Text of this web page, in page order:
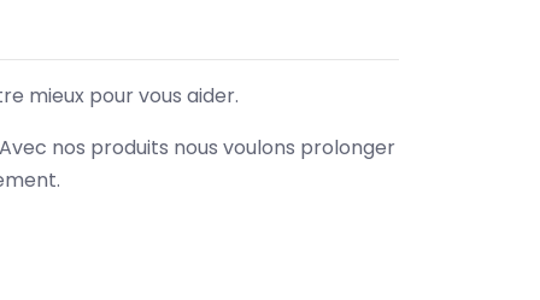
mieux pour vous aider.
nos produits nous voulons prolonger